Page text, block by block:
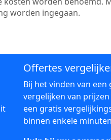
worden ingegaan.
Offertes
Bij het vinden van een
vergelijken van
een gratis
binnen enkele